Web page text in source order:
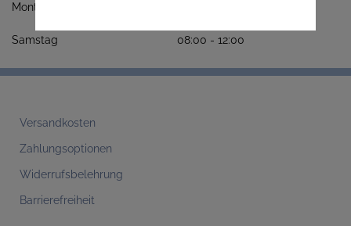
Montag - Freitag 08:00 - 12:30
Samstag 08:00 - 12:00
Versandkosten
Zahlungsoptionen
Widerrufsbelehrung
Barrierefreiheit